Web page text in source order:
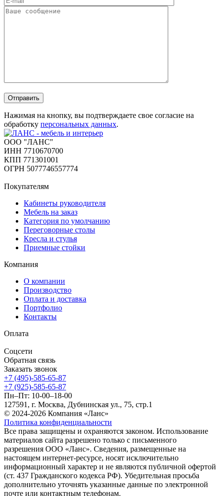
Отправить
Нажимая на кнопку, вы подтверждаете свое согласие на
обработку персональных данных.
ООО "ЛАНС"
ИНН 7710670700
КПП 771301001
ОГРН 5077746557774
Покупателям
Кабинеты руководителя
Мебель на заказ
Категория по умолчанию
Переговорные столы
Кресла и стулья
Приемные стойки
Компания
О компании
Производство
Оплата и доставка
Портфолио
Контакты
Оплата
Соцсети
Обратная связь
Заказать звонок
+7 (495)-585-65-87
+7 (925)-585-65-87
Пн–Пт: 10-00–18-00
127591, г. Москва, Дубнинская ул., 75, стр.1
© 2024-2026 Компания «Ланс»
Политика конфиденциальности
Все права защищены и охраняются законом. Использование
материалов сайта разрешено только с письменного
разрешения ООО «Ланс». Сведения, размещенные на
настоящем интернет-ресурсе, носят исключительно
информационный характер и не являются публичной офертой
(ст. 437 Гражданского кодекса РФ). Убедительная просьба
дополнительно уточнять указанные данные по электронной
почте или контактным телефонам.